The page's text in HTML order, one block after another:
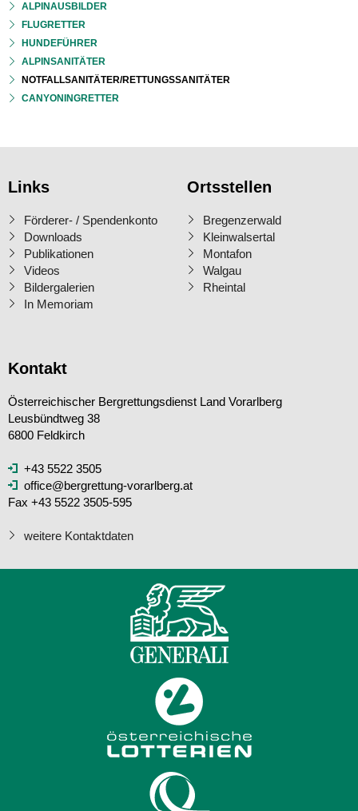
ALPINAUSBILDER
FLUGRETTER
HUNDEFÜHRER
ALPINSANITÄTER
NOTFALLSANITÄTER/RETTUNGSSANITÄTER
CANYONINGRETTER
Links
Förderer- / Spendenkonto
Downloads
Publikationen
Videos
Bildergalerien
In Memoriam
Ortsstellen
Bregenzerwald
Kleinwalsertal
Montafon
Walgau
Rheintal
Kontakt
Österreichischer Bergrettungsdienst Land Vorarlberg
Leusbündtweg 38
6800 Feldkirch
+43 5522 3505
office@bergrettung-vorarlberg.at
Fax +43 5522 3505-595
weitere Kontaktdaten